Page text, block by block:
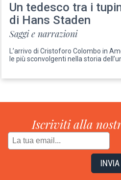
Un tedesco tra i
di Hans Staden
Saggi e narrazioni
L’arrivo di Cristoforo Colombo in
le più sconvolgenti nella storia
Iscriviti alla